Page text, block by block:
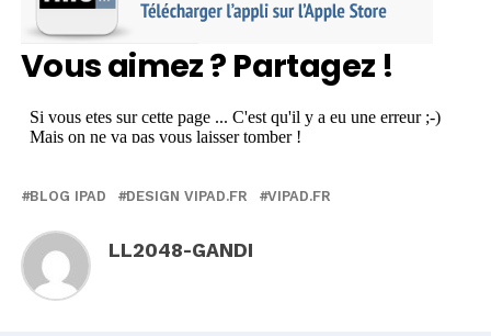
Vous aimez ? Partagez !
BLOG IPAD DESIGN VIPAD.FR VIPAD.FR
LL2048-GANDI